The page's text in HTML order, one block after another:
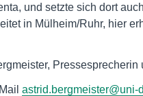
und setzte sich dort
in Mülheim/Ruhr, hier
astrid.bergmeister@uni-